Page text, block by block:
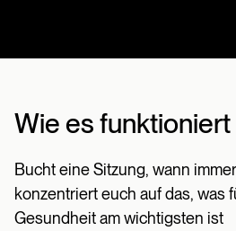
Wie es funktioniert
Bucht eine Sitzung, wann
konzentriert euch auf das, was
Gesundheit am wichtigsten ist